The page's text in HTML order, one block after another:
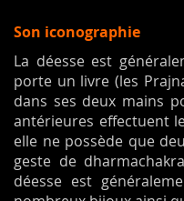
Son iconographie
La déesse est
porte un livre (les
dans ses deux mains
antérieures effectuent
elle ne possède que
geste de
déesse est